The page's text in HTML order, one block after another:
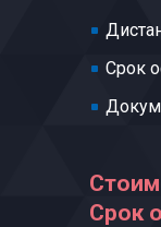
Срок
Срок